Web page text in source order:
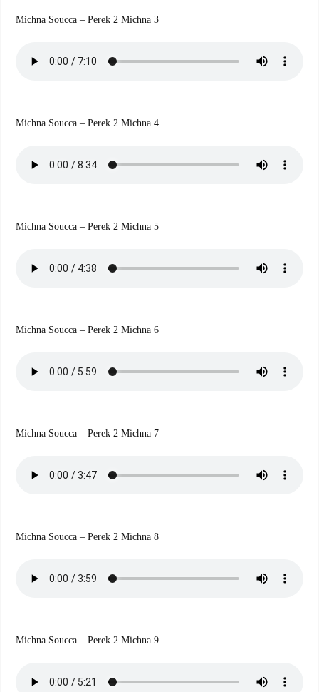
Michna Soucca – Perek 2 Michna 3
Michna Soucca – Perek 2 Michna 4
Michna Soucca – Perek 2 Michna 5
Michna Soucca – Perek 2 Michna 6
Michna Soucca – Perek 2 Michna 7
Michna Soucca – Perek 2 Michna 8
Michna Soucca – Perek 2 Michna 9